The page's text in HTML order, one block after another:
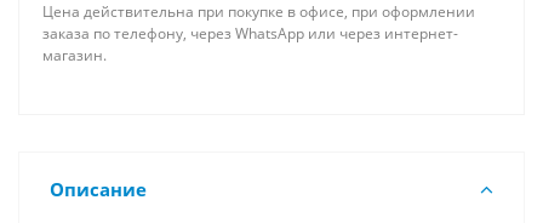
Цена действительна при покупке в офисе, при оформлении
заказа по телефону, через WhatsApp или через интернет-
магазин.
Описание